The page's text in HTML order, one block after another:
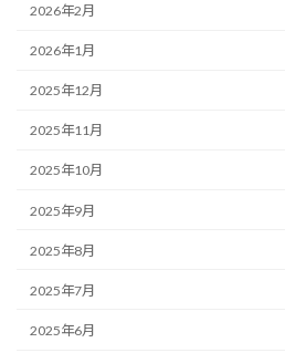
2026年2月
2026年1月
2025年12月
2025年11月
2025年10月
2025年9月
2025年8月
2025年7月
2025年6月